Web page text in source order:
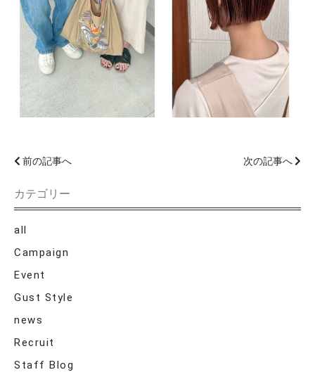
前の記事へ 次の記事へ
カテゴリー
all
Campaign
Event
Gust Style
news
Recruit
Staff Blog